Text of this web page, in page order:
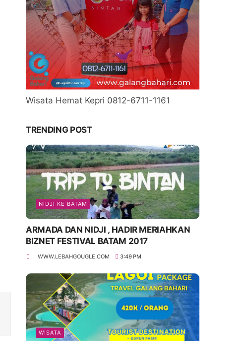
Wisata Hemat Kepri 0812-6711-1161
TRENDING POST
NIDJI KE BATAM
ARMADA DAN NIDJI , HADIR MERIAHKAN
BIZNET FESTIVAL BATAM 2017
WWW.LEBAHGOUGLE.COM 3:49 PM
WISATA